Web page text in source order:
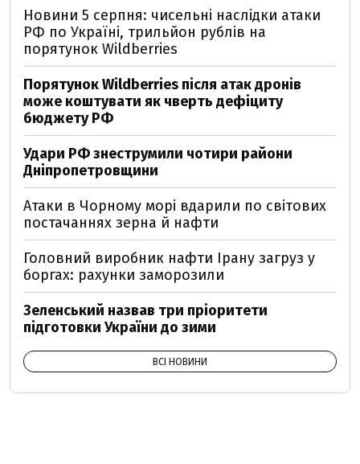
Новини 5 серпня: чисельні наслідки атаки
РФ по Україні, трильйон рублів на
порятунок Wildberries
Порятунок Wildberries після атак дронів
може коштувати як чверть дефіциту
бюджету РФ
Удари РФ знеструмили чотири райони
Дніпропетровщини
Атаки в Чорному морі вдарили по світових
постачаннях зерна й нафти
Головний виробник нафти Ірану загруз у
боргах: рахунки заморозили
Зеленський назвав три пріоритети
підготовки України до зими
ВСІ НОВИНИ